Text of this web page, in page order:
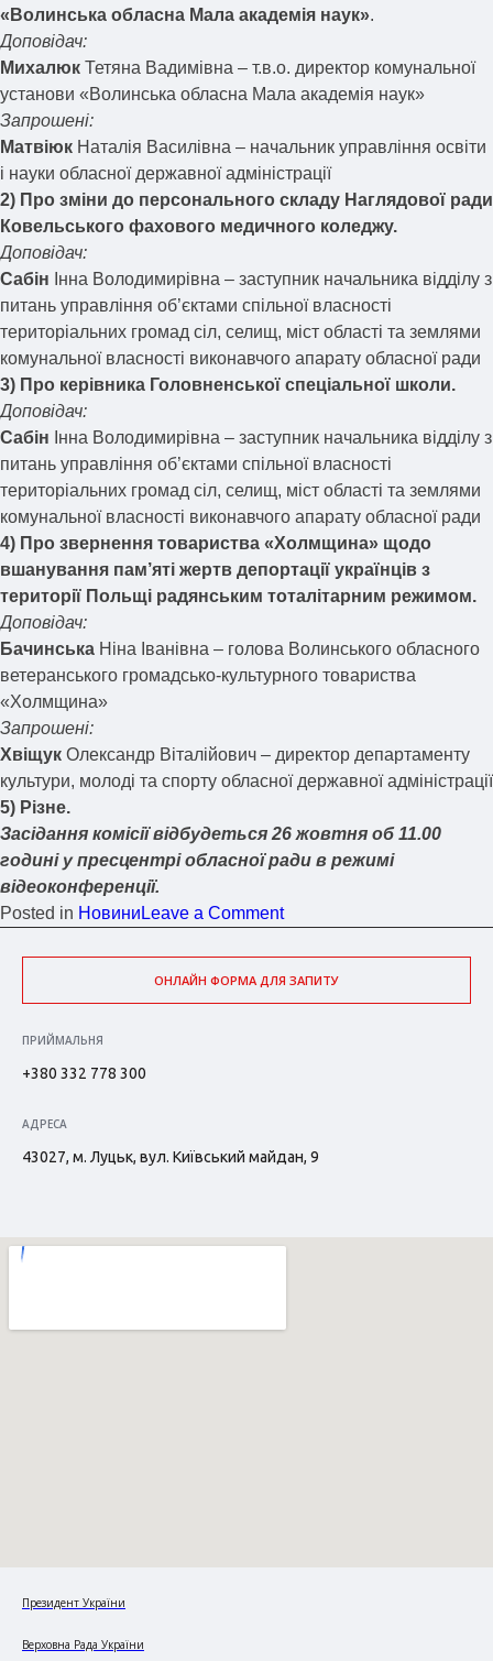
«Волинська обласна Мала академія наук».
Доповідач:
Михалюк Тетяна Вадимівна – т.в.о. директор комунальної
установи «Волинська обласна Мала академія наук»
Запрошені:
Матвіюк Наталія Василівна – начальник управління освіти
і науки обласної державної адміністрації
2) Про зміни до персонального складу Наглядової ради
Ковельського фахового медичного коледжу.
Доповідач:
Сабін Інна Володимирівна – заступник начальника відділу з
питань управління об’єктами спільної власності
територіальних громад сіл, селищ, міст області та землями
комунальної власності виконавчого апарату обласної ради
3) Про керівника Головненської спеціальної школи.
Доповідач:
Сабін Інна Володимирівна – заступник начальника відділу з
питань управління об’єктами спільної власності
територіальних громад сіл, селищ, міст області та землями
комунальної власності виконавчого апарату обласної ради
4) Про звернення товариства «Холмщина» щодо
вшанування пам’яті жертв депортації українців з
території Польщі радянським тоталітарним режимом.
Доповідач:
Бачинська Ніна Іванівна – голова Волинського обласного
ветеранського громадсько-культурного товариства
«Холмщина»
Запрошені:
Хвіщук Олександр Віталійович – директор департаменту
культури, молоді та спорту обласної державної адміністрації
5) Різне.
Засідання комісії відбудеться 26 жовтня об 11.00
годині у пресцентрі обласної ради в режимі
відеоконференції.
Posted in Новини Leave a Comment
ОНЛАЙН ФОРМА ДЛЯ ЗАПИТУ
ПРИЙМАЛЬНЯ
+380 332 778 300
АДРЕСА
43027, м. Луцьк, вул. Київський майдан, 9
Президент України
Верховна Рада України